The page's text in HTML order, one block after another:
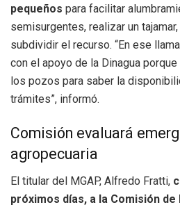
pequeños para facilitar
semisurgentes, realizar un
subdividir el recurso. “En ese
con el apoyo de la Dinagua
los pozos para saber la
trámites”, informó.
Comisión evaluará
agropecuaria
El titular del MGAP, Alfredo Fratti,
próximos días, a la Comisión de